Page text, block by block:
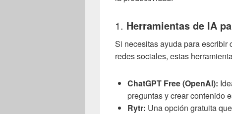
1. Herramientas de IA
Si necesitas ayuda para escribir
redes sociales, estas
ChatGPT Free (OpenAI):
preguntas y crear contenido
Rytr: Una opción gratuita